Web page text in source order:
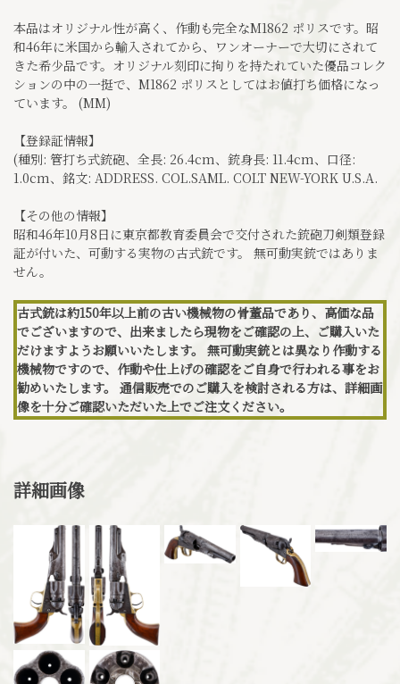
本品はオリジナル性が高く、作動も完全なM1862 ポリスです。昭
和46年に米国から輸入されてから、ワンオーナーで大切にされて
きた希少品です。オリジナル刻印に拘りを持たれていた優品コレク
ションの中の一挺で、M1862 ポリスとしてはお値打ち価格になっ
ています。 (MM)
【登録証情報】
(種別: 管打ち式銃砲、全長: 26.4cm、銃身長: 11.4cm、口径:
1.0cm、銘文: ADDRESS. COL.SAML. COLT NEW-YORK U.S.A.
【その他の情報】
昭和46年10月8日に東京都教育委員会で交付された銃砲刀剣類登録
証が付いた、可動する実物の古式銃です。 無可動実銃ではありま
せん。
古式銃は約150年以上前の古い機械物の骨董品であり、高価な品
でございますので、出来ましたら現物をご確認の上、ご購入いた
だけますようお願いいたします。 無可動実銃とは異なり作動する
機械物ですので、作動や仕上げの確認をご自身で行われる事をお
勧めいたします。 通信販売でのご購入を検討される方は、詳細画
像を十分ご確認いただいた上でご注文ください。
詳細画像